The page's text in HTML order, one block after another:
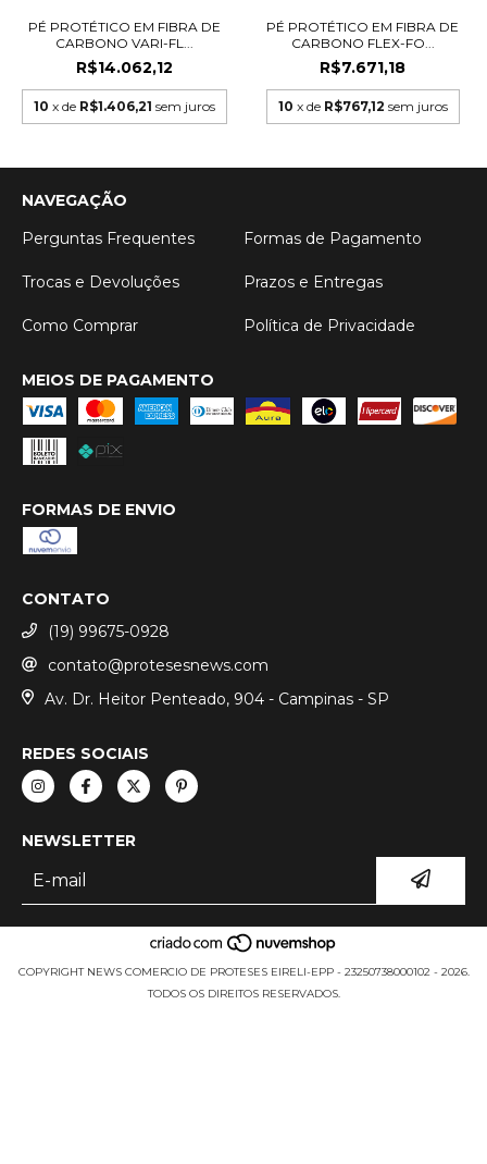
PÉ PROTÉTICO EM FIBRA DE
CARBONO VARI-FL...
R$14.062,12
10 x de R$1.406,21 sem juros
PÉ PROTÉTICO EM FIBRA DE
CARBONO FLEX-FO...
R$7.671,18
10 x de R$767,12 sem juros
NAVEGAÇÃO
Perguntas Frequentes
Formas de Pagamento
Trocas e Devoluções Prazos e Entregas
Como Comprar Política de Privacidade
MEIOS DE PAGAMENTO
FORMAS DE ENVIO
CONTATO
(19) 99675-0928
contato@protesesnews.com
Av. Dr. Heitor Penteado, 904 - Campinas - SP
REDES SOCIAIS
NEWSLETTER
COPYRIGHT NEWS COMERCIO DE PROTESES EIRELI-EPP - 23250738000102 - 2026.
TODOS OS DIREITOS RESERVADOS.